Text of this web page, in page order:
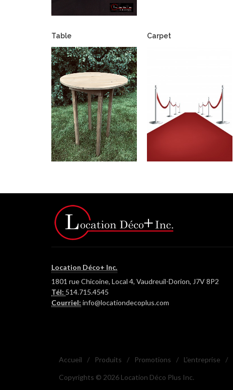
Table Carpet
Location Déco+ Inc.
1801 rue Chicoine, Local 4, Vaudreuil-Dorion, J7V 8P2
Tél: 514.715.4545
Courriel: info@locationdecoplus.com
Accueil / Produits / Promotions / L'entreprise /
Copyrights © 2026 Location Déco Plus Inc.